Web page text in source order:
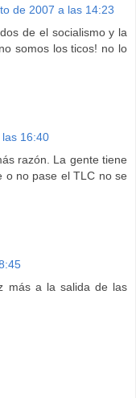
de 2007 a las 14:23
de el socialismo y la
somos los ticos! no lo
16:40
razón. La gente tiene
o no pase el TLC no se
más a la salida de las